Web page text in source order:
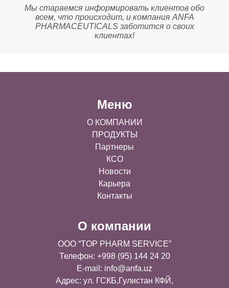
Мы стараемся информировать клиентов обо
всем, что происходит, и компания ANFA
PHARMACEUTICALS заботится о своих
клиентах!
Меню
О КОМПАНИИ
ПРОДУКТЫ
Партнеры
КСО
Новости
Карьера
Контакты
О компании
OOO “TOP PHARM SERVICE”
Телефон: +998 (95) 144 24 20
E-mail: info@anfa.uz
Адрес: ул. ГСКБ,Гулистан КФЙ,